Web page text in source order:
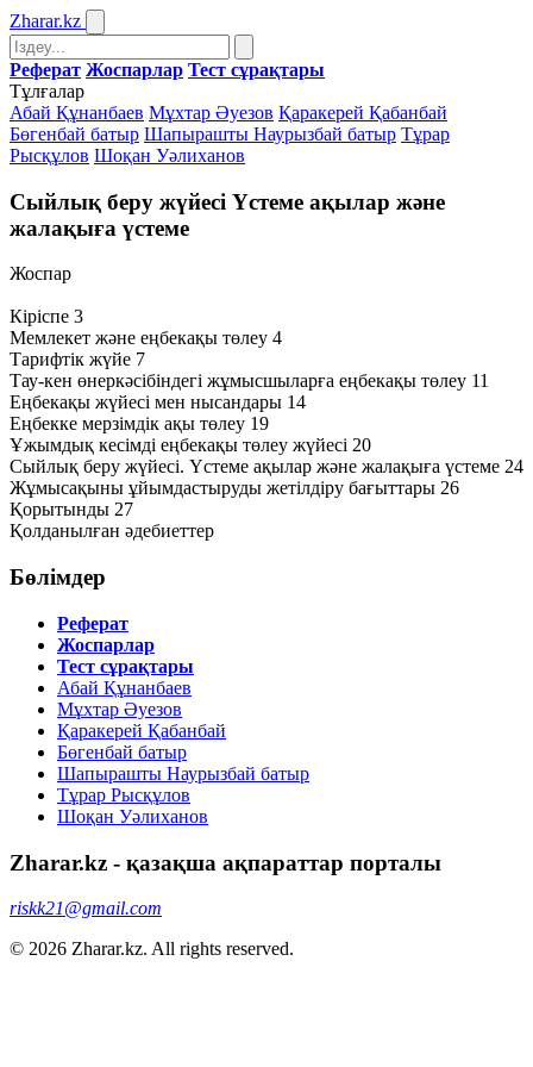
Zharar.kz
Реферат Жоспарлар Тест сұрақтары
Тұлғалар
Абай Құнанбаев Мұхтар Әуезов Қаракерей Қабанбай
Бөгенбай батыр Шапырашты Наурызбай батыр Тұрар
Рысқұлов Шоқан Уәлиханов
Сыйлық беру жүйесі Үстеме ақылар және
жалақыға үстеме
Жоспар
Кіріспе 3
Мемлекет және еңбекақы төлеу 4
Тарифтік жүйе 7
Тау-кен өнеркәсібіндегі жұмысшыларға еңбекақы төлеу 11
Еңбекақы жүйесі мен нысандары 14
Еңбекке мерзімдік ақы төлеу 19
Ұжымдық кесімді еңбекақы төлеу жүйесі 20
Сыйлық беру жүйесі. Үстеме ақылар және жалақыға үстеме 24
Жұмысақыны ұйымдастыруды жетілдіру бағыттары 26
Қорытынды 27
Қолданылған әдебиеттер
Бөлімдер
Реферат
Жоспарлар
Тест сұрақтары
Абай Құнанбаев
Мұхтар Әуезов
Қаракерей Қабанбай
Бөгенбай батыр
Шапырашты Наурызбай батыр
Тұрар Рысқұлов
Шоқан Уәлиханов
Zharar.kz - қазақша ақпараттар порталы
riskk21@gmail.com
© 2026 Zharar.kz. All rights reserved.